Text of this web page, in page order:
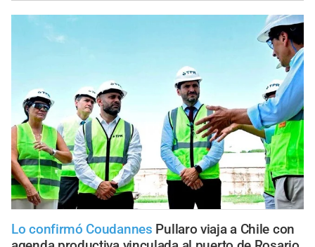
Lo confirmó Coudannes Pullaro viaja a Chile con